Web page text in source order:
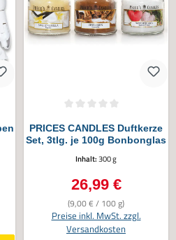
PRICES CANDLES Duftkerze
Set, 3tlg. je 100g Bonbonglas
Inhalt:300 g
Regulärer Preis:
26,99 €
(9,00 € / 100 g)
Preise inkl. MwSt. zzgl.
Versandkosten